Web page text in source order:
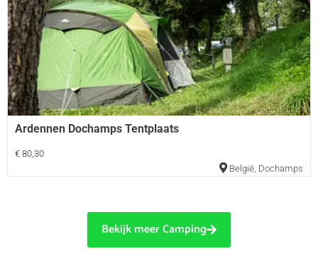
Ardennen Dochamps Tentplaats
€ 80,30
België, Dochamps
Bekijk meer Camping